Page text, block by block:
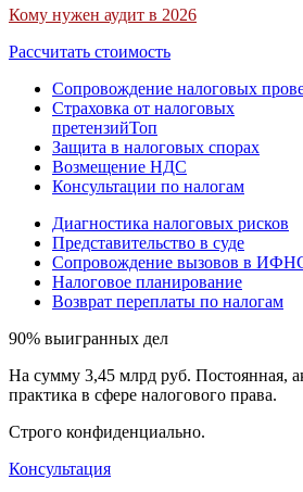
Кому нужен аудит в 2026
Рассчитать стоимость
Сопровождение налоговых
Страховка от налоговых
претензийТоп
Защита в налоговых спорах
Возмещение НДС
Консультации по налогам
Диагностика налоговых рисков
Представительство в суде
Сопровождение вызовов в
Налоговое планирование
Возврат переплаты по налогам
90% выигранных дел
На сумму 3,45 млрд руб. Постоянная,
практика в сфере налогового права.
Строго конфиденциально.
Консультация